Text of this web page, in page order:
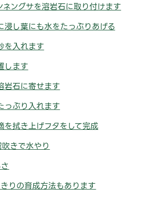
ネングサを溶岩石に取り付けます
浸し葉にも水をたっぷりあげる
を入れます
します
岩石に寄せます
っぷり入れます
を拭き上げフタをして完成
きで水やり
りの育成方法もあります